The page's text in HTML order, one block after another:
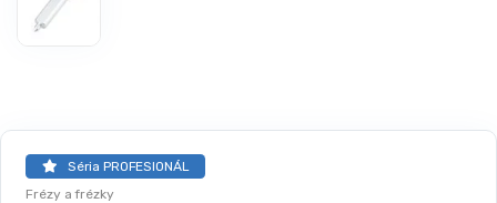
Séria PROFESIONÁL
Frézy a frézky